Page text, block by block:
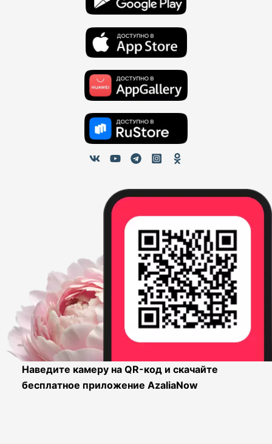
Наведите камеру на QR-код и скачайте
бесплатное приложение AzaliaNow